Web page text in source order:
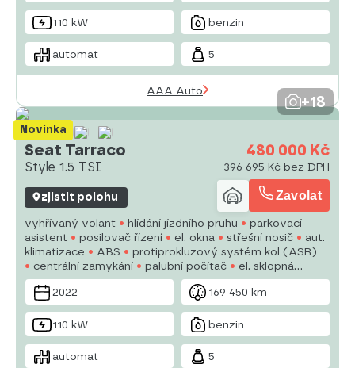
110 kW benzin
automat 5
AAA Auto
Novinka
+18
Seat Tarraco
Style 1.5 TSI
480 000 Kč
396 695 Kč bez DPH
zjistit polohu Zavolat
vyhřívaný volant hlídání jízdního pruhu
parkovací
asistent
posilovač řízení el. okna střešní nosič
aut.
klimatizace
ABS
protiprokluzový systém kol (ASR)
centrální zamykání
palubní počítač
el. sklopná
zrcátka
stabilizace podvozku (ESP)
mlhovky
vyhřívaná sedadla
2022 169 450 km
110 kW benzin
automat 5